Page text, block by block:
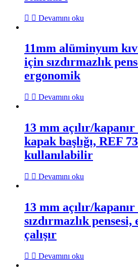
Devamını oku
11mm alüminyum
için sızdırmazlık
ergonomik
Devamını oku
13 mm açılır/
kapak başlığı, REF
kullanılabilir
Devamını oku
13 mm açılır/
sızdırmazlık
çalışır
Devamını oku